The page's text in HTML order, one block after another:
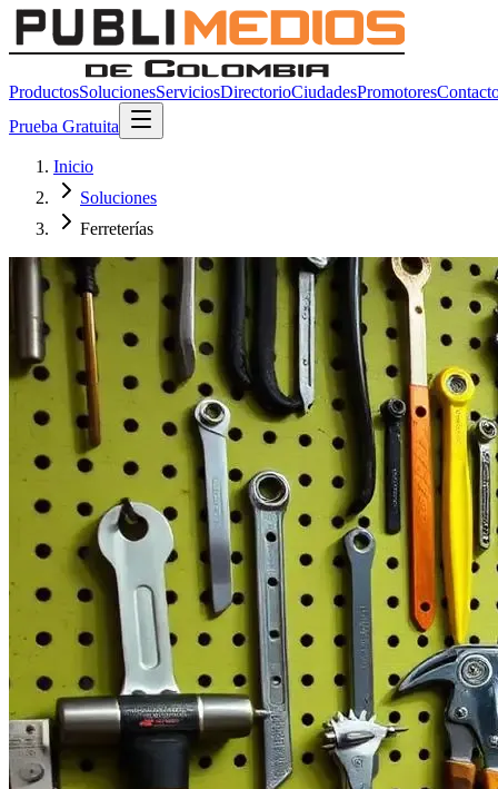
ProductosSolucionesServiciosDirectorioCiudadesPromotores
Prueba Gratuita
Inicio
Soluciones
Ferreterías